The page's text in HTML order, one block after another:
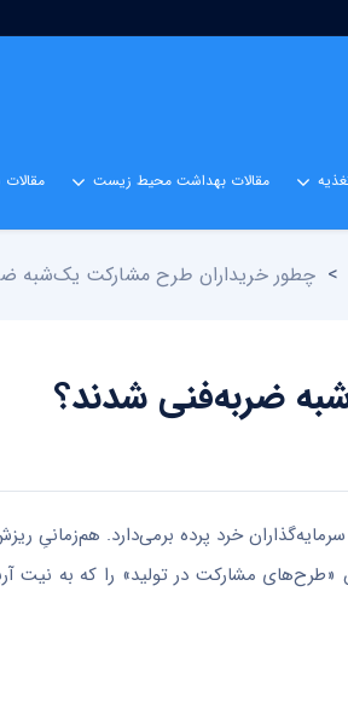
مقالات بهداشت محیط زیست
> چطور خریداران طرح مشارکت یک‌شبه
ضربه‌فنی شدند؟
خرد پرده برمی‌دارد. هم‌زمانیِ
مشارکت در تولید» را که به نیت